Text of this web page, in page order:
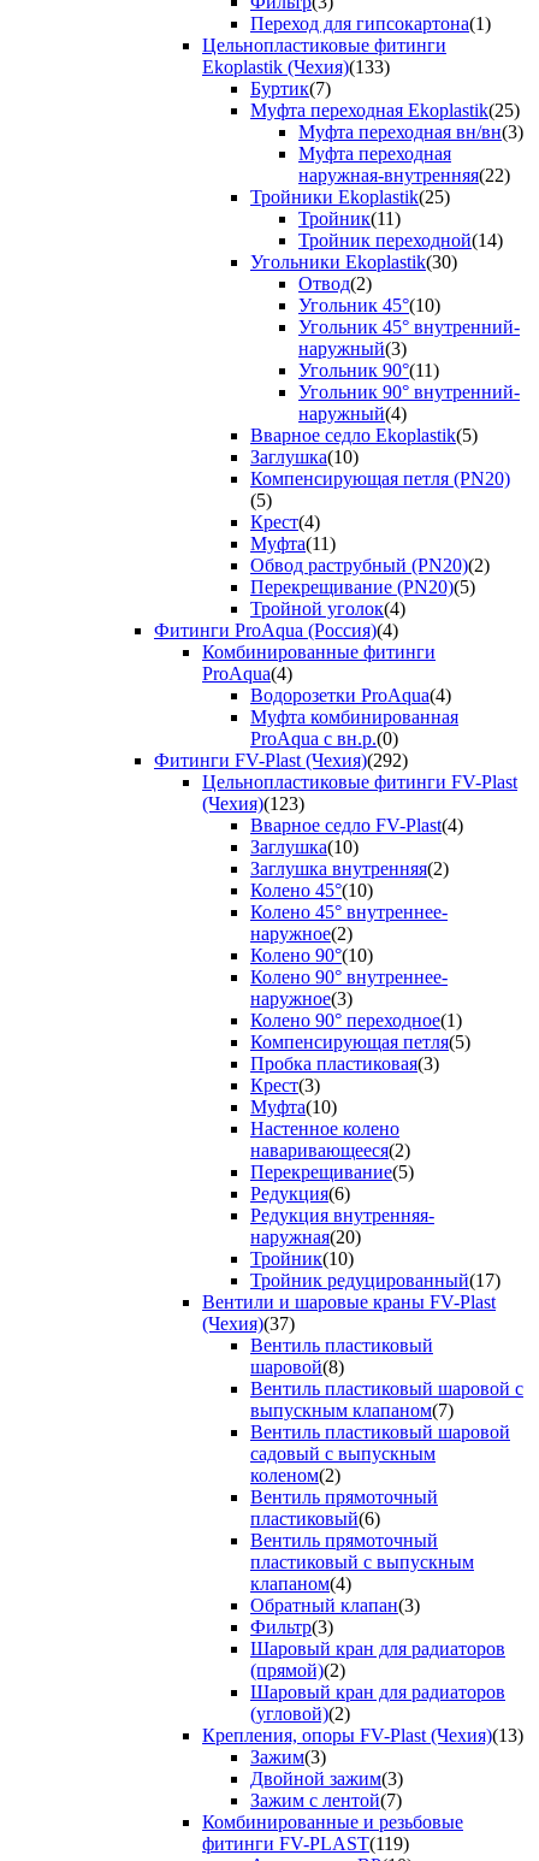
Переход для гипсокартона(1)
Цельнопластиковые фитинги
Ekoplastik (Чехия)(133)
Буртик(7)
Муфта переходная Ekoplastik(25)
Муфта переходная вн/вн(3)
Муфта переходная
наружная-внутренняя(22)
Тройники Ekoplastik(25)
Тройник(11)
Тройник переходной(14)
Угольники Ekoplastik(30)
Отвод(2)
Угольник 45°(10)
Угольник 45° внутренний-
наружный(3)
Угольник 90°(11)
Угольник 90° внутренний-
наружный(4)
Вварное седло Ekoplastik(5)
Заглушка(10)
Компенсирующая петля (PN20)
(5)
Крест(4)
Муфта(11)
Обвод раструбный (PN20)(2)
Перекрещивание (PN20)(5)
Тройной уголок(4)
Фитинги ProAqua (Россия)(4)
Комбинированные фитинги
ProAqua(4)
Водорозетки ProAqua(4)
Муфта комбинированная
ProAqua с вн.р.(0)
Фитинги FV-Plast (Чехия)(292)
Цельнопластиковые фитинги FV-Plast
(Чехия)(123)
Вварное седло FV-Plast(4)
Заглушка(10)
Заглушка внутренняя(2)
Колено 45°(10)
Колено 45° внутреннее-
наружное(2)
Колено 90°(10)
Колено 90° внутреннее-
наружное(3)
Колено 90° переходное(1)
Компенсирующая петля(5)
Пробка пластиковая(3)
Крест(3)
Муфта(10)
Настенное колено
наваривающееся(2)
Перекрещивание(5)
Редукция(6)
Редукция внутренняя-
наружная(20)
Тройник(10)
Тройник редуцированный(17)
Вентили и шаровые краны FV-Plast
(Чехия)(37)
Вентиль пластиковый
шаровой(8)
Вентиль пластиковый шаровой с
выпускным клапаном(7)
Вентиль пластиковый шаровой
садовый с выпускным
коленом(2)
Вентиль прямоточный
пластиковый(6)
Вентиль прямоточный
пластиковый с выпускным
клапаном(4)
Обратный клапан(3)
Фильтр(3)
Шаровый кран для радиаторов
(прямой)(2)
Шаровый кран для радиаторов
(угловой)(2)
Крепления, опоры FV-Plast (Чехия)(13)
Зажим(3)
Двойной зажим(3)
Зажим с лентой(7)
Комбинированные и резьбовые
фитинги FV-PLAST(119)